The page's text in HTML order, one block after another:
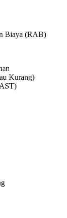
Biaya (RAB)
Kurang)